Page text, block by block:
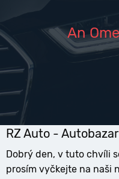
An
RZ Auto - Autobazar
Dobrý den, v tuto chvíli
prosím vyčkejte na naši